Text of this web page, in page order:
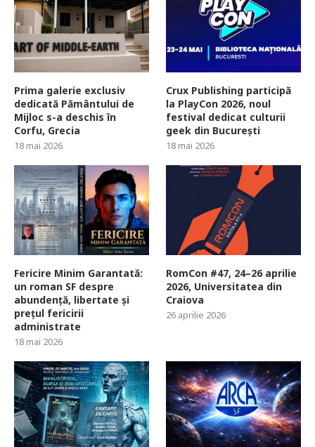
Prima galerie exclusiv
dedicată Pământului de
Mijloc s-a deschis în
Corfu, Grecia
18 mai 2026
Crux Publishing participă
la PlayCon 2026, noul
festival dedicat culturii
geek din București
18 mai 2026
Fericire Minim Garantată:
un roman SF despre
abundență, libertate și
prețul fericirii
administrate
18 mai 2026
RomCon #47, 24–26 aprilie
2026, Universitatea din
Craiova
26 aprilie 2026